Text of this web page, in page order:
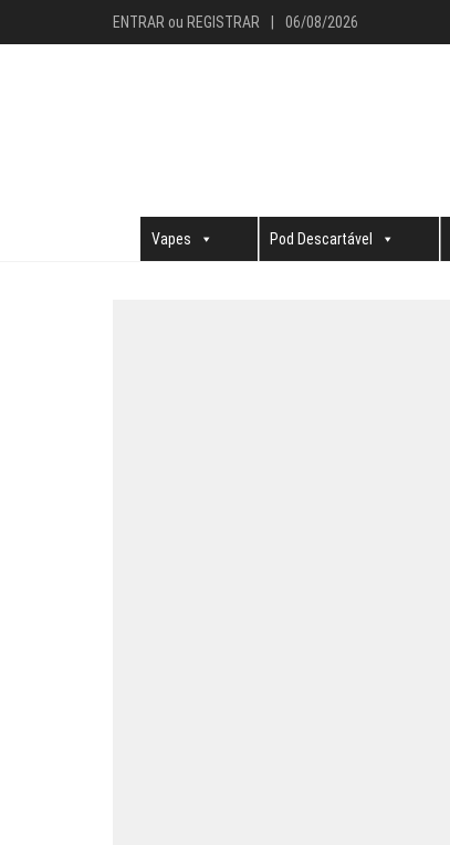
ENTRAR ou REGISTRAR 06/08/2026
Vapes Pod Descartável